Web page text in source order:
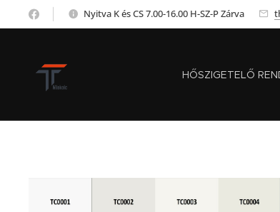
Nyitva K és CS 7.00-16.00 H-SZ-P Zárva
HŐSZIGETELŐ